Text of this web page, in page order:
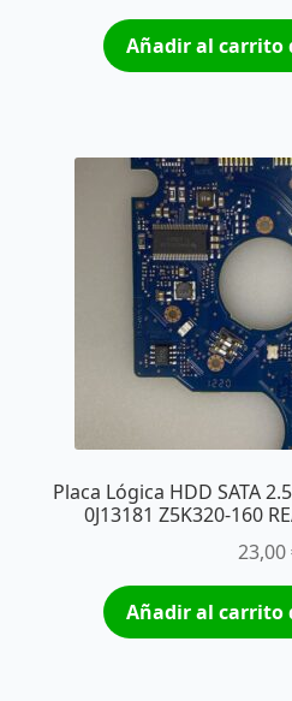
Añadir al carrito
Placa Lógica HDD SATA
0J13181 Z5K320-160
23,00
Añadir al carrito